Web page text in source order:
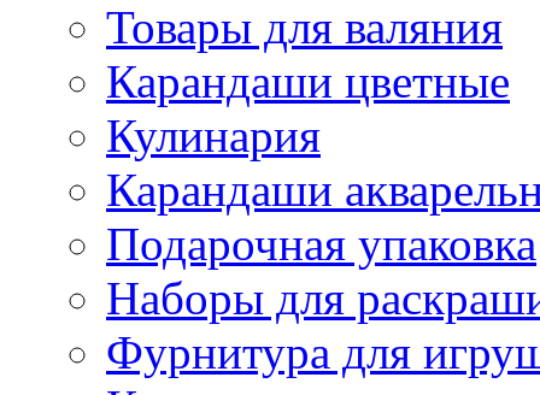
Товары для валяния
Карандаши цветные
Кулинария
Карандаши
Подарочная упаковка
Наборы для
Фурнитура для